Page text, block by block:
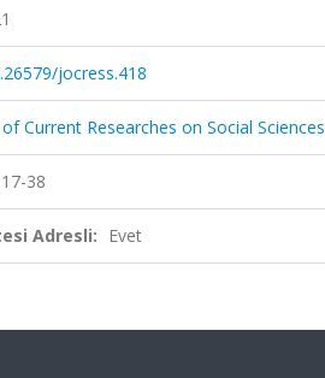
jocress.418
of Current Researches on Social Sciences
38
Adresli: Evet